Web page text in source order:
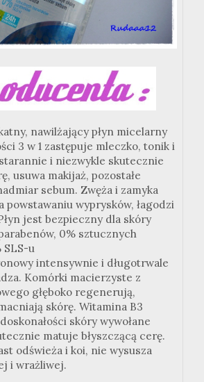
nawilżający płyn micelarny
3 w 1 zastępuje mleczko, tonik i
i niezwykle skutecznie
usuwa makijaż, pozostałe
sebum. Zwęża i zamyka
powstawaniu wyprysków, łagodzi
jest bezpieczny dla skóry
0% sztucznych
SLS-u
intensywnie i długotrwale
Komórki macierzyste z
głęboko regenerują,
skórę. Witamina B3
skóry wywołane
matuje błyszczącą cerę.
odświeża i koi, nie wysusza
i wrażliwej.